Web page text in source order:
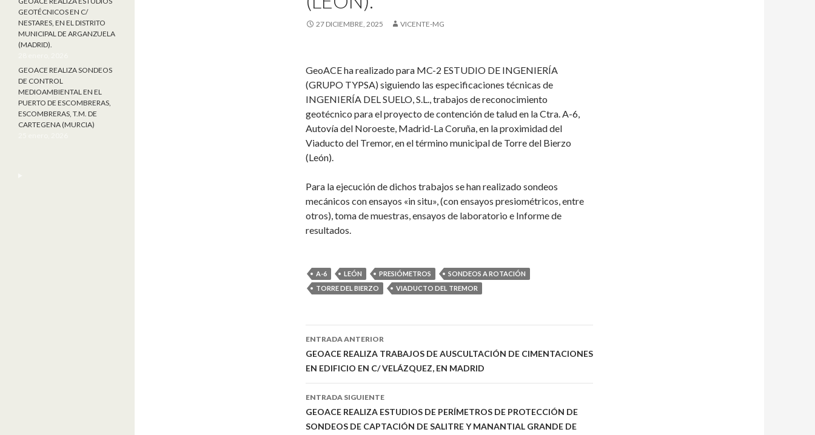
27 DICIEMBRE, 2025 VICENTE-MG
GeoACE ha realizado para MC-2 ESTUDIO DE INGENIERÍA
(GRUPO TYPSA) siguiendo las especificaciones técnicas de
INGENIERÍA DEL SUELO, S.L., trabajos de reconocimiento
geotécnico para el proyecto de contención de talud en la Ctra. A-6,
Autovía del Noroeste, Madrid-La Coruña, en la proximidad del
Viaducto del Tremor, en el término municipal de Torre del Bierzo
(León).
Para la ejecución de dichos trabajos se han realizado sondeos
mecánicos con ensayos «in situ», (con ensayos presiométricos, entre
otros), toma de muestras, ensayos de laboratorio e Informe de
resultados.
A-6 LEÓN PRESIÓMETROS
SONDEOS A ROTACIÓN
TORRE DEL BIERZO
VIADUCTO DEL TREMOR
Ir
a
la
entrada
ENTRADA ANTERIOR
GEOACE REALIZA TRABAJOS DE AUSCULTACIÓN DE CIMENTACIONES
EN EDIFICIO EN C/ VELÁZQUEZ, EN MADRID
ENTRADA SIGUIENTE
GEOACE REALIZA ESTUDIOS DE PERÍMETROS DE PROTECCIÓN DE
SONDEOS DE CAPTACIÓN DE SALITRE Y MANANTIAL GRANDE DE
GEOTÉCNICOS EN C/
NESTARES, EN EL DISTRITO
MUNICIPAL DE ARGANZUELA
(MADRID).
GEOACE REALIZA SONDEOS
DE CONTROL
MEDIOAMBIENTAL EN EL
PUERTO DE ESCOMBRERAS,
ESCOMBRERAS, T.M. DE
CARTEGENA (MURCIA)